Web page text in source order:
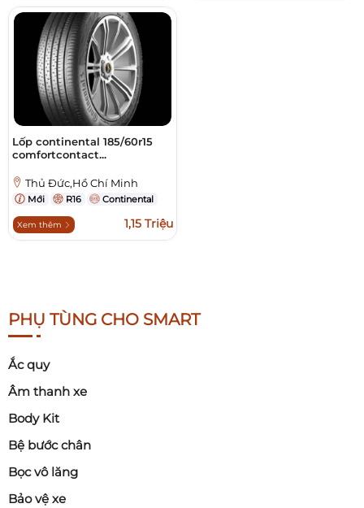
Lốp continental 185/60r15
comfortcontact...
Thủ Đức,Hồ Chí Minh
Mới R16 Continental
Xem thêm 1,15 Triệu
PHỤ TÙNG CHO SMART
Ắc quy
Âm thanh xe
Body Kit
Bệ bước chân
Bọc vô lăng
Bảo vệ xe